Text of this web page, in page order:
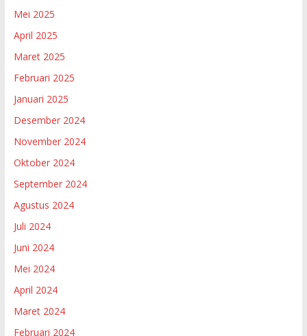
Mei 2025
April 2025
Maret 2025
Februari 2025
Januari 2025
Desember 2024
November 2024
Oktober 2024
September 2024
Agustus 2024
Juli 2024
Juni 2024
Mei 2024
April 2024
Maret 2024
Februari 2024